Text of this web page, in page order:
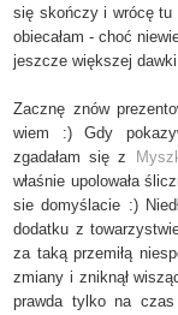
się skończy i wrócę tu
obiecałam - choć
jeszcze większej
Zacznę znów
wiem :) Gdy
zgadałam się z
właśnie upolowała
sie domyślacie :)
dodatku z
za taką przemiłą
zmiany i zniknął
prawda tylko na